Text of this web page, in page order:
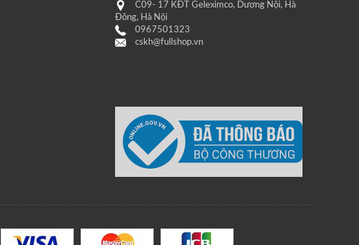
C09- 17 KĐT Geleximco, Dương Nội, Hà
Đông, Hà Nội
0967501323
cskh@fullshop.vn